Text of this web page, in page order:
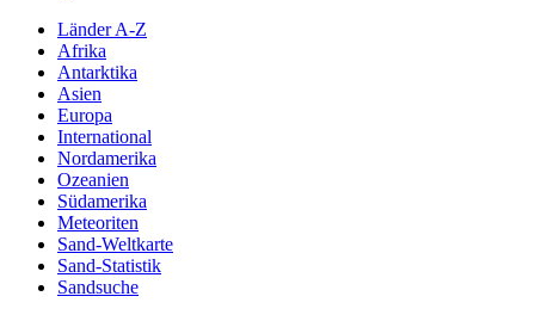
Länder A-Z
Afrika
Antarktika
Asien
Europa
International
Nordamerika
Ozeanien
Südamerika
Meteoriten
Sand-Weltkarte
Sand-Statistik
Sandsuche